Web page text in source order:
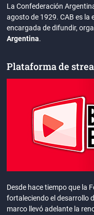
La Confederación
agosto de 1929. CAB es
encargada de difundir,
Argentina.
Plataforma de
Desde hace tiempo que la
fortaleciendo el desarrollo
marco llevó adelante la